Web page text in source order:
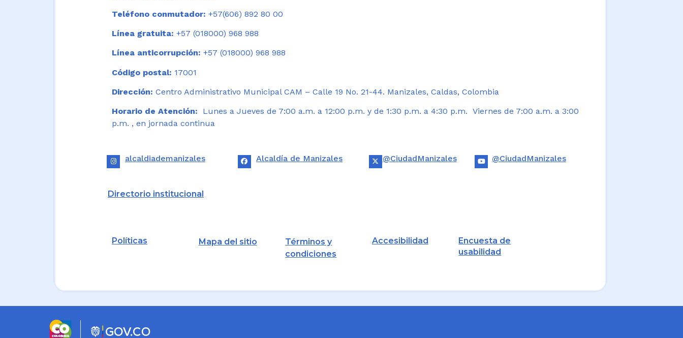
Teléfono conmutador: +57(606) 892 80 00
Línea gratuita: +57 (018000) 968 988
Línea anticorrupción: +57 (018000) 968 988
Código postal: 17001
Dirección: Centro Administrativo Municipal CAM – Calle 19 No. 21-44. Manizales, Caldas, Colombia
Horario de Atención: Lunes a Jueves de 7:00 a.m. a 12:00 p.m. y de 1:30 p.m. a 4:30 p.m. Viernes de 7:00 a.m. a 3:00
p.m. , en jornada continua
alcaldiademanizales Alcaldía de Manizales @CiudadManizales @CiudadManizales
Directorio institucional
Políticas Mapa del sitio
Términos y
condiciones
Accesibilidad
Encuesta de
usabilidad